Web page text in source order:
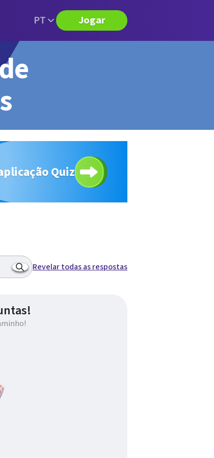
PT Jogar
Quiz
Revelar todas as respostas